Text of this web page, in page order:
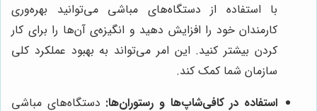
با استفاده از دستگاه‌های مباشی می‌توانید بهره‌وری
کارمندان خود را افزایش دهید و انگیزه‌ی آن‌ها را برای کار
کردن بیشتر کنید. این امر می‌تواند به بهبود عملکرد کلی
سازمان شما کمک کند.
استفاده در کافی‌شاپ‌ها و رستوران‌ها: دستگاه‌های مباشی